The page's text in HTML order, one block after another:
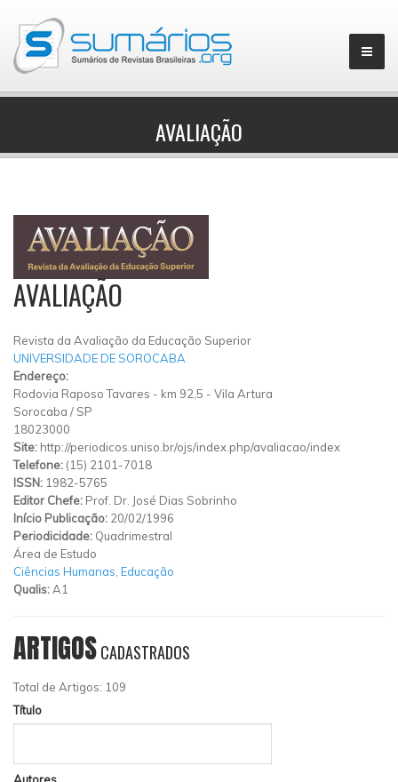
▼
AVALIAÇÃO
AVALIAÇÃO
Revista da Avaliação da Educação Superior
UNIVERSIDADE DE SOROCABA
Endereço:
Rodovia Raposo Tavares - km 92,5 - Vila Artura
Sorocaba / SP
18023000
Site: http://periodicos.uniso.br/ojs/index.php/avaliacao/index
Telefone: (15) 2101-7018
ISSN: 1982-5765
Editor Chefe: Prof. Dr. José Dias Sobrinho
Início Publicação: 20/02/1996
Periodicidade: Quadrimestral
Área de Estudo
Ciências Humanas Educação
Qualis:A1
ARTIGOSCADASTRADOS
Total de Artigos: 109
Título
Autores